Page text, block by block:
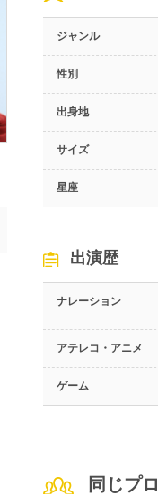
ジャンル
性別
出身地
サイズ
星座
出演歴
ナレーション
アテレコ・アニメ
ゲーム
同じプ